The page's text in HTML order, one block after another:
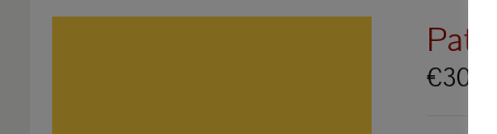
€30.00